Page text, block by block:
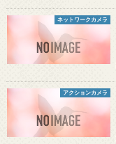
ネットワークカメラ
アクションカメラ